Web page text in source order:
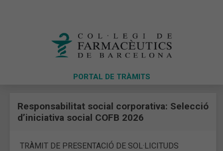
PORTAL DE TRÀMITS
Responsabilitat social corporativa: Selecció
d’iniciativa social COFB 2026
TRÀMIT DE PRESENTACIÓ DE SOL·LICITUDS